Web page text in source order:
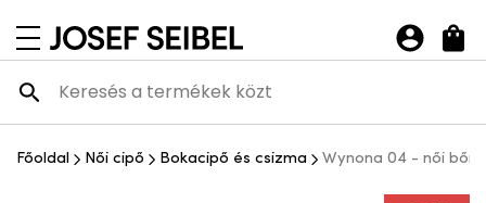
navigációs menü megnyitása
Josef Seibel Webshop
Főoldal Női cipő Bokacipő és csizma Wynona 04 - női bőr